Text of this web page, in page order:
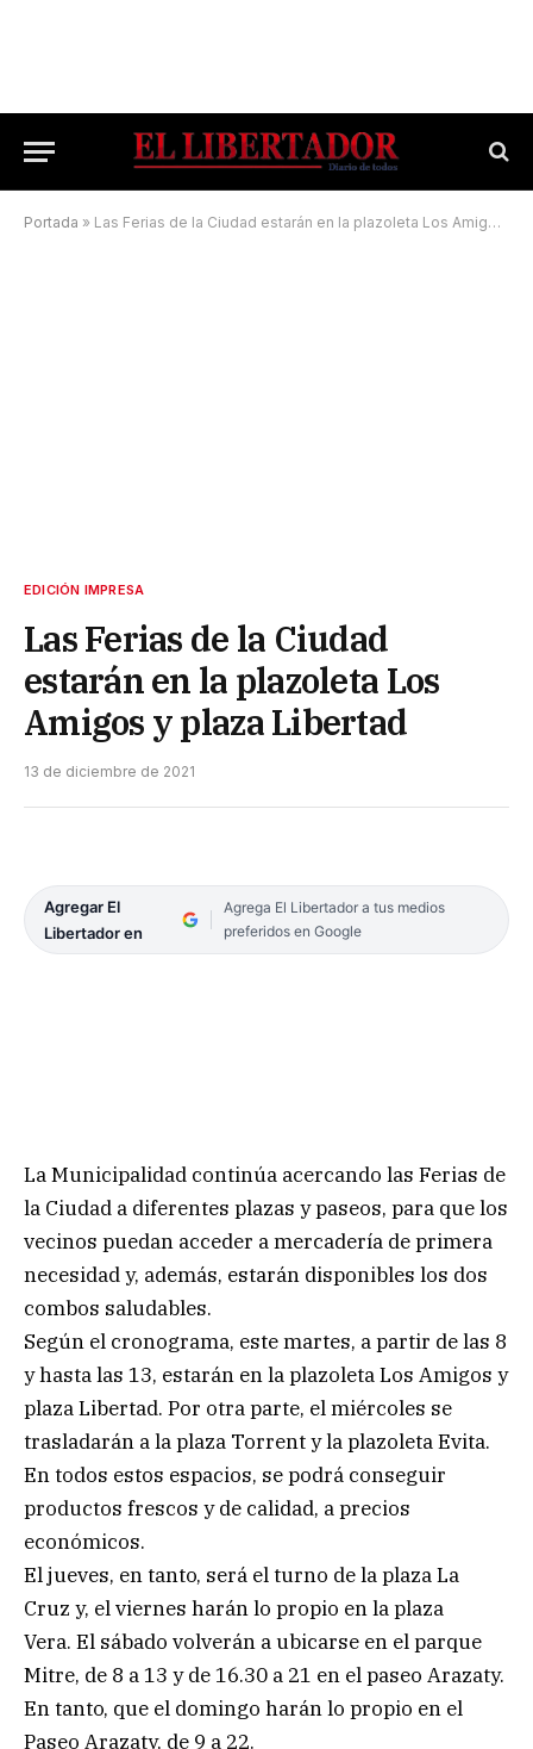
Portada » Las Ferias de la Ciudad estarán en la plazoleta Los Amigos y plaza Libertad
EDICIÓN IMPRESA
Las Ferias de la Ciudad
estarán en la plazoleta Los
Amigos y plaza Libertad
13 de diciembre de 2021
Agregar El
Libertador en
Agrega El Libertador a tus medios
preferidos en Google
La Municipalidad continúa acercando las Ferias de
la Ciudad a diferentes plazas y paseos, para que los
vecinos puedan acceder a mercadería de primera
necesidad y, además, estarán disponibles los dos
combos saludables.
Según el cronograma, este martes, a partir de las 8
y hasta las 13, estarán en la plazoleta Los Amigos y
plaza Libertad. Por otra parte, el miércoles se
trasladarán a la plaza Torrent y la plazoleta Evita.
En todos estos espacios, se podrá conseguir
productos frescos y de calidad, a precios
económicos.
El jueves, en tanto, será el turno de la plaza La
Cruz y, el viernes harán lo propio en la plaza
Vera. El sábado volverán a ubicarse en el parque
Mitre, de 8 a 13 y de 16.30 a 21 en el paseo Arazaty.
En tanto, que el domingo harán lo propio en el
Paseo Arazaty, de 9 a 22.